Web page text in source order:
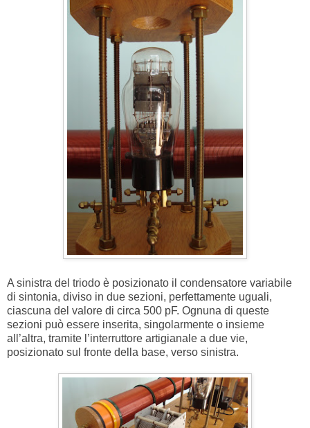
A sinistra del triodo è posizionato il condensatore variabile
di sintonia, diviso in due sezioni, perfettamente uguali,
ciascuna del valore di circa 500 pF. Ognuna di queste
sezioni può essere inserita, singolarmente o insieme
all’altra, tramite l’interruttore artigianale a due vie,
posizionato sul fronte della base, verso sinistra.